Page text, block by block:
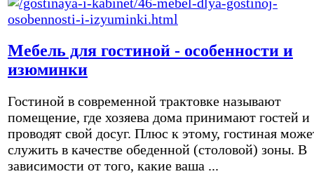
Мебель для гостиной - особенности и
изюминки
Гостиной в современной трактовке называют
помещение, где хозяева дома принимают гостей и
проводят свой досуг. Плюс к этому, гостиная
служить в качестве обеденной (столовой) зоны. В
зависимости от того, какие ваша ...